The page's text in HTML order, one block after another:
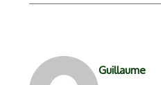
Guillaume